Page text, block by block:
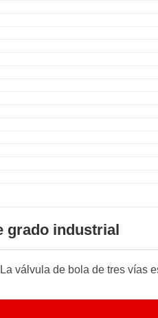
grado industrial
válvula de bola de tres